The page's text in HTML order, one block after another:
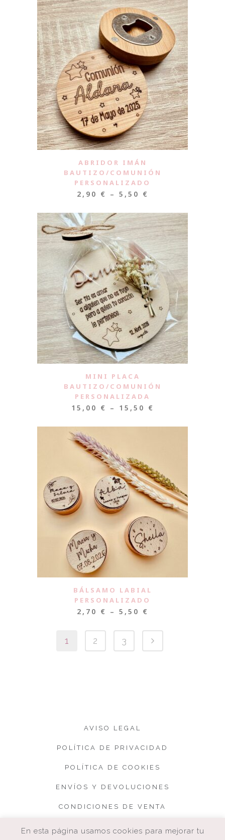
ABRIDOR IMÁN
BAUTIZO/COMUNIÓN
PERSONALIZADO
2,90 € – 5,50 €
MINI PLACA
BAUTIZO/COMUNIÓN
PERSONALIZADA
15,00 € – 15,50 €
BÁLSAMO LABIAL
PERSONALIZADO
2,70 € – 5,50 €
1 2 3
AVISO LEGAL
POLÍTICA DE PRIVACIDAD
POLÍTICA DE COOKIES
ENVÍOS Y DEVOLUCIONES
CONDICIONES DE VENTA
En esta página usamos cookies para mejorar tu